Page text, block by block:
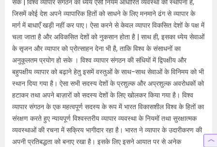
सके | विश्व व्यापार संगठन का ध्येय ऐसी नियम आधारित व्यवस्था की स्थापना है,
जिसमें कोई देश अपने व्यापारिक हितों को साधने के लिए मनमाने ढंग से व्यापार के
मार्ग में बाधाएँ खड़ी नहीं कर पाए। ऐसा करने से केवल व्यापार विकसित देशों के पक्ष में
चला जाता है और अविकसित देशों को नुकसान होता है | साथ ही, इसका ध्येय सेवाओं
के सृजन और व्यापार को प्रोत्साहन देना भी है, ताकि विश्व के संसाधनों का
अनुकूलतम प्रयोग हो सके । विश्व व्यापार संगठन की संधियों में द्विपक्षीय और
बहुपक्षीय व्यापार को बढ़ाने हेतु इसमें वस्तुओं के साथ-साथ सेवाओं के विनिमय को भी
स्थान दिया गया है। ऐसा सभी सदस्य देशों के प्रशुल्क और अप्रशुल्क अवरोधकों को
हटाकर तथा अपने बाज़ारों को सदस्य देशों के लिए खोलकर किया गया है। विश्व
व्यापार संगठन के एक महत्वपूर्ण सदस्य के रूप में भारत विकासशील विश्व के हितों का
संरक्षण करते हुए न्यायपूर्ण विश्वस्तरीय व्यापार व्यवस्था के नियमों तथा सुरक्षात्मक
व्यवस्थाओं की रचना में सक्रिय भागीदार रहा है। भारत ने व्यापार के उदारीकरण की
अपनी प्रतिबद्धता को बनाए रखा है। इसके लिए इसने आयात पर से अनेक